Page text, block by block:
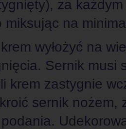
za
miksując na
krem wyłożyć na
Sernik musi
krem zastygnie
sernik nożem,